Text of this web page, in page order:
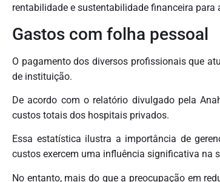
rentabilidade e sustentabilidade financeira para
Gastos com folha pessoal
O pagamento dos diversos profissionais que
de instituição.
De acordo com o relatório divulgado pela
custos totais dos hospitais privados.
Essa estatística ilustra a importância de
custos exercem uma influência significativa na
No entanto, mais do que a preocupação em